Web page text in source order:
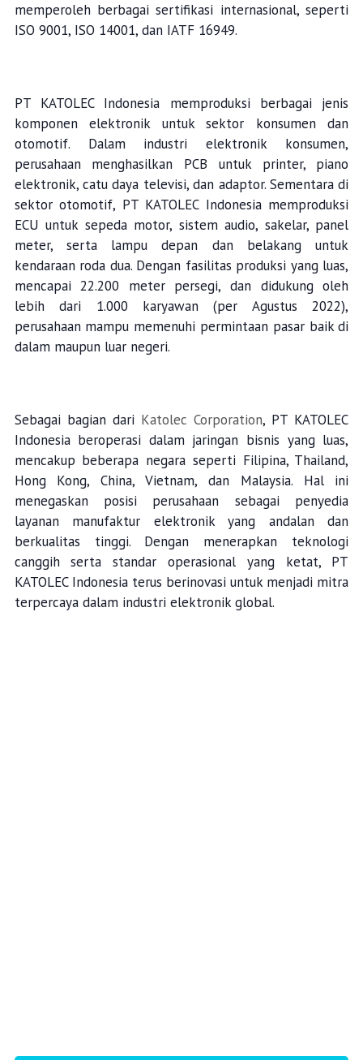
memperoleh berbagai sertifikasi internasional, seperti
ISO 9001, ISO 14001, dan IATF 16949.
PT KATOLEC Indonesia memproduksi berbagai jenis
komponen elektronik untuk sektor konsumen dan
otomotif. Dalam industri elektronik konsumen,
perusahaan menghasilkan PCB untuk printer, piano
elektronik, catu daya televisi, dan adaptor. Sementara di
sektor otomotif, PT KATOLEC Indonesia memproduksi
ECU untuk sepeda motor, sistem audio, sakelar, panel
meter, serta lampu depan dan belakang untuk
kendaraan roda dua. Dengan fasilitas produksi yang luas,
mencapai 22.200 meter persegi, dan didukung oleh
lebih dari 1.000 karyawan (per Agustus 2022),
perusahaan mampu memenuhi permintaan pasar baik di
dalam maupun luar negeri.
Sebagai bagian dari Katolec Corporation, PT KATOLEC
Indonesia beroperasi dalam jaringan bisnis yang luas,
mencakup beberapa negara seperti Filipina, Thailand,
Hong Kong, China, Vietnam, dan Malaysia. Hal ini
menegaskan posisi perusahaan sebagai penyedia
layanan manufaktur elektronik yang andalan dan
berkualitas tinggi. Dengan menerapkan teknologi
canggih serta standar operasional yang ketat, PT
KATOLEC Indonesia terus berinovasi untuk menjadi mitra
terpercaya dalam industri elektronik global.